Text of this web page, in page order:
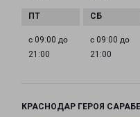
с 09:00 до
21:00
с 09:00 до
21:00
КРАСНОДАР ГЕРОЯ